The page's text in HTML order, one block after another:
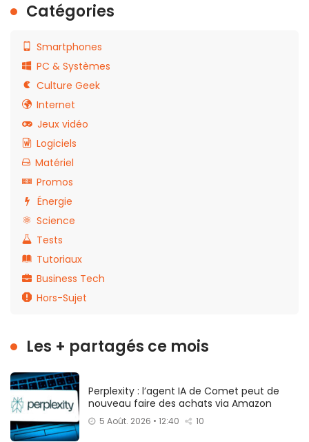
Catégories
Smartphones
PC & Systèmes
Culture Geek
Internet
Jeux vidéo
Logiciels
Matériel
Promos
Énergie
Science
Tests
Tutoriaux
Business Tech
Hors-Sujet
Les + partagés ce mois
Perplexity : l’agent IA de Comet peut de
nouveau faire des achats via Amazon
5 Août. 2026 • 12:40 10